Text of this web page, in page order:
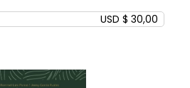
USD $ 30,00